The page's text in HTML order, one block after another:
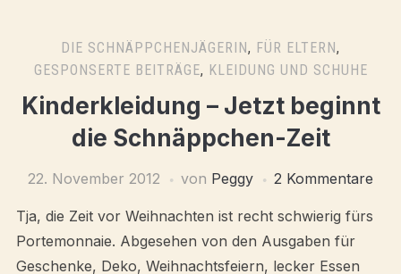
DIE SCHNÄPPCHENJÄGERIN, FÜR ELTERN,
GESPONSERTE BEITRÄGE, KLEIDUNG UND SCHUHE
Kinderkleidung – Jetzt beginnt
die Schnäppchen-Zeit
22. November 2012 von Peggy 2 Kommentare
Tja, die Zeit vor Weihnachten ist recht schwierig fürs
Portemonnaie. Abgesehen von den Ausgaben für
Geschenke, Deko, Weihnachtsfeiern, lecker Essen